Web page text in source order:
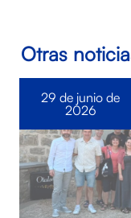
Otras
29 de junio de
2026